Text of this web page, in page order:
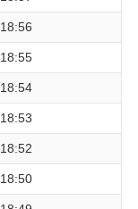
18:56
18:55
18:54
18:53
18:52
18:50